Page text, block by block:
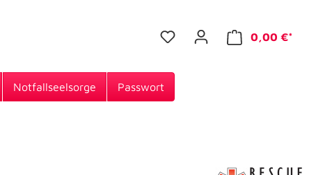
0,00 €*
Notfallseelsorge Passwort